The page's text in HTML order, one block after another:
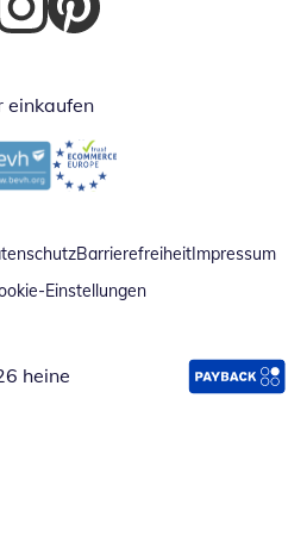
neuem Fenster
in neuem Fenster
Öffnet in neuem Fenster
einkaufen
neuem Fenster
Öffnet in neuem Fenster
BarrierefreiheitImpressum
Einstellungen
heine